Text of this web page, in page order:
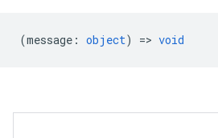
(message : object) => void